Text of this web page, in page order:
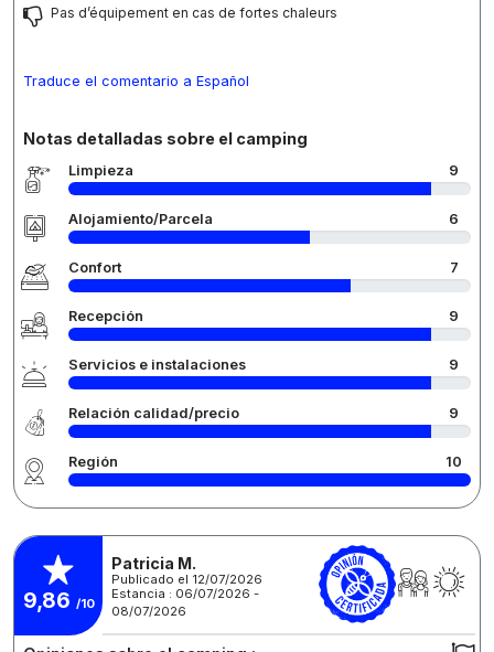
Pas d’équipement en cas de fortes chaleurs
Traduce el comentario a Español
Notas detalladas sobre el camping
Limpieza 9
Alojamiento/Parcela 6
Confort 7
Recepción 9
Servicios e instalaciones 9
Relación calidad/precio 9
Región 10
9,86 /10
Patricia M.
Publicado el 12/07/2026
Estancia : 06/07/2026 -
08/07/2026